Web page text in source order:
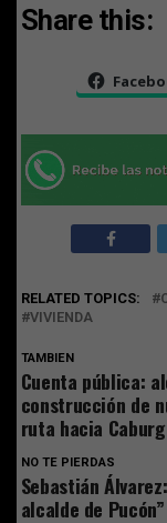
Share this:
RELATED TOPICS:
VIVIENDA
TAMBIEN
Cuenta pública:
construcción de
ruta hacia
NO TE PIERDAS
Sebastián
alcalde de Pucón”